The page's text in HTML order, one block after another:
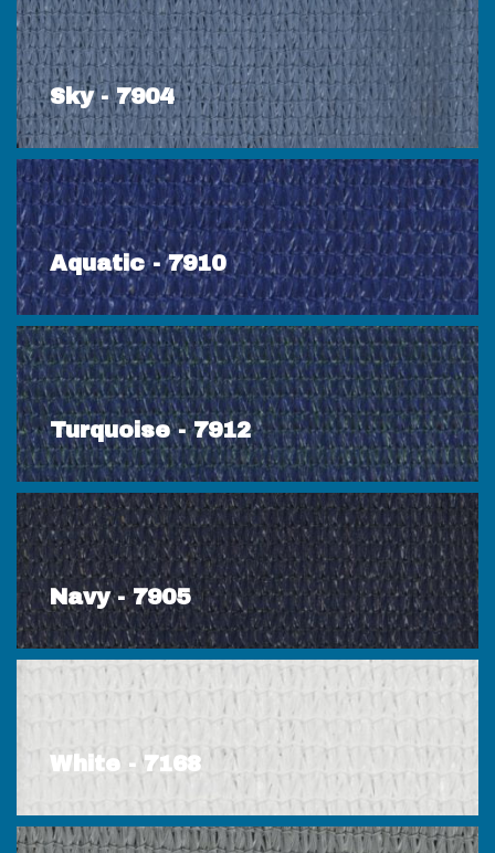
Sky - 7904
Aquatic - 7910
Turquoise - 7912
Navy - 7905
White - 7168